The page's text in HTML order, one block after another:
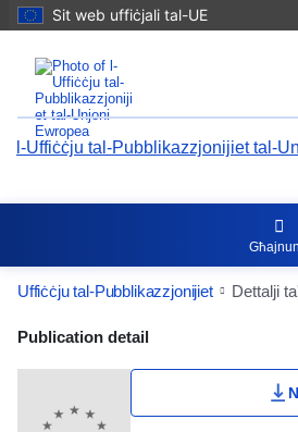
Sit web uffiċjali tal-UE
l-Uffiċċju tal-Pubblikazzjonijiet tal-
Uffiċċju tal-Pubblikazzjonijiet Dettalji
Publication Detail
Klassifikazzjoni tal-utent
Publication detail